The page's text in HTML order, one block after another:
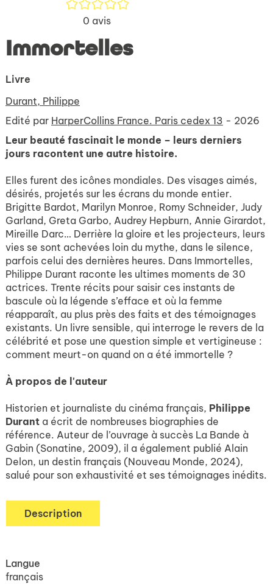
/5
0 avis
Immortelles
Livre
Durant, Philippe
Edité par HarperCollins France. Paris cedex 13 - 2026
Leur beauté fascinait le monde – leurs derniers
jours racontent une autre histoire.
Elles furent des icônes mondiales. Des visages aimés,
désirés, projetés sur les écrans du monde entier.
Brigitte Bardot, Marilyn Monroe, Romy Schneider, Judy
Garland, Greta Garbo, Audrey Hepburn, Annie Girardot,
Mireille Darc… Derrière la gloire et les projecteurs, leurs
vies se sont achevées loin du mythe, dans le silence,
parfois celui des dernières heures. Dans Immortelles,
Philippe Durant raconte les ultimes moments de 30
actrices. Trente récits pour saisir ces instants de
bascule où la légende s’efface et où la femme
réapparaît, au plus près des faits et des témoignages
existants. Un livre sensible, qui interroge le revers de la
célébrité et pose une question simple et vertigineuse :
comment meurt-on quand on a été immortelle ?
À propos de l'auteur
Historien et journaliste du cinéma français, Philippe
Durant a écrit de nombreuses biographies de
référence. Auteur de l’ouvrage à succès La Bande à
Gabin (Sonatine, 2009), il a également publié Alain
Delon, un destin français (Nouveau Monde, 2024),
salué pour son exhaustivité et ses témoignages inédits.
Description
Langue
français